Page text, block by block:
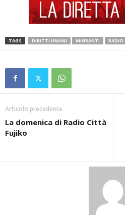
TAGS DIRITTI UMANI MIGRANTI RADIO
Articolo precedente
La domenica di Radio Città
Fujiko